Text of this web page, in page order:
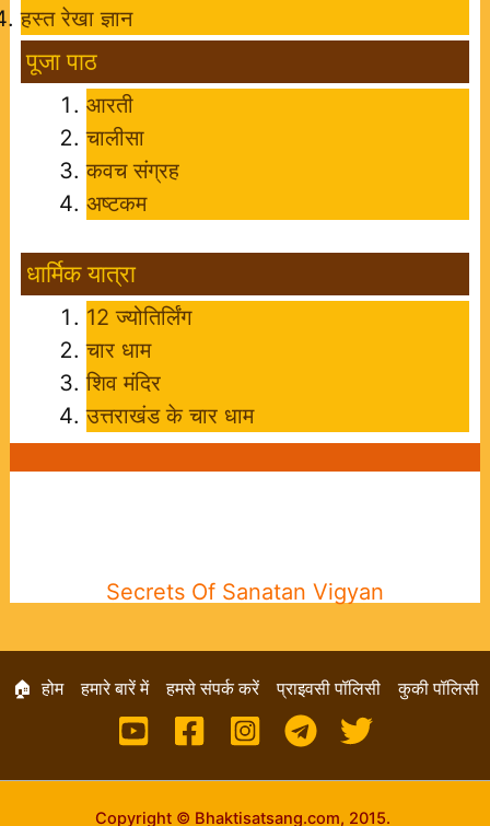
हस्त रेखा ज्ञान
पूजा पाठ
आरती
चालीसा
कवच संग्रह
अष्टकम
धार्मिक यात्रा
12 ज्योतिर्लिंग
चार धाम
शिव मंदिर
उत्तराखंड के चार धाम
Secrets Of Sanatan Vigyan
🏠 होमहमारे बारें मेंहमसे संपर्क करेंप्राइवसी पॉलिसीकुकी पॉलिसी
Copyright © Bhaktisatsang.com, 2015.